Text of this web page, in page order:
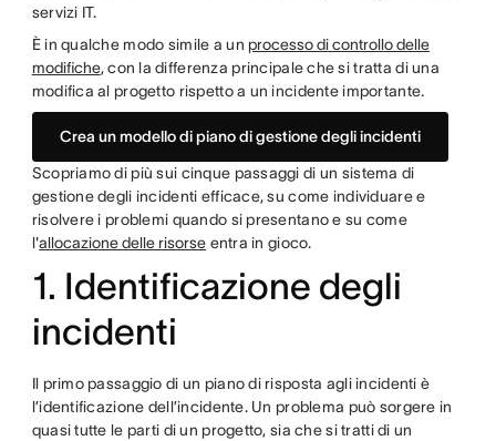
servizi IT.
È in qualche modo simile a un processo di controllo delle
modifiche, con la differenza principale che si tratta di una
modifica al progetto rispetto a un incidente importante.
Crea un modello di piano di gestione degli incidenti
Scopriamo di più sui cinque passaggi di un sistema di
gestione degli incidenti efficace, su come individuare e
risolvere i problemi quando si presentano e su come
l'allocazione delle risorse entra in gioco.
1. Identificazione degli
incidenti
Il primo passaggio di un piano di risposta agli incidenti è
l’identificazione dell’incidente. Un problema può sorgere in
quasi tutte le parti di un progetto, sia che si tratti di un